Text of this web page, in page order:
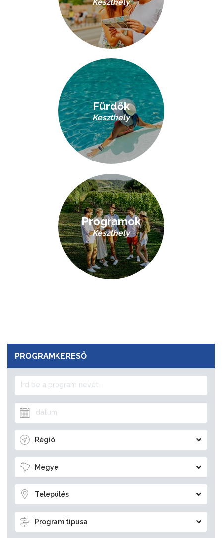
Keszthely
Fürdők
Keszthely
Programok
Keszthely
PROGRAMKERESŐ
Régió
Megye
Település
Program típusa